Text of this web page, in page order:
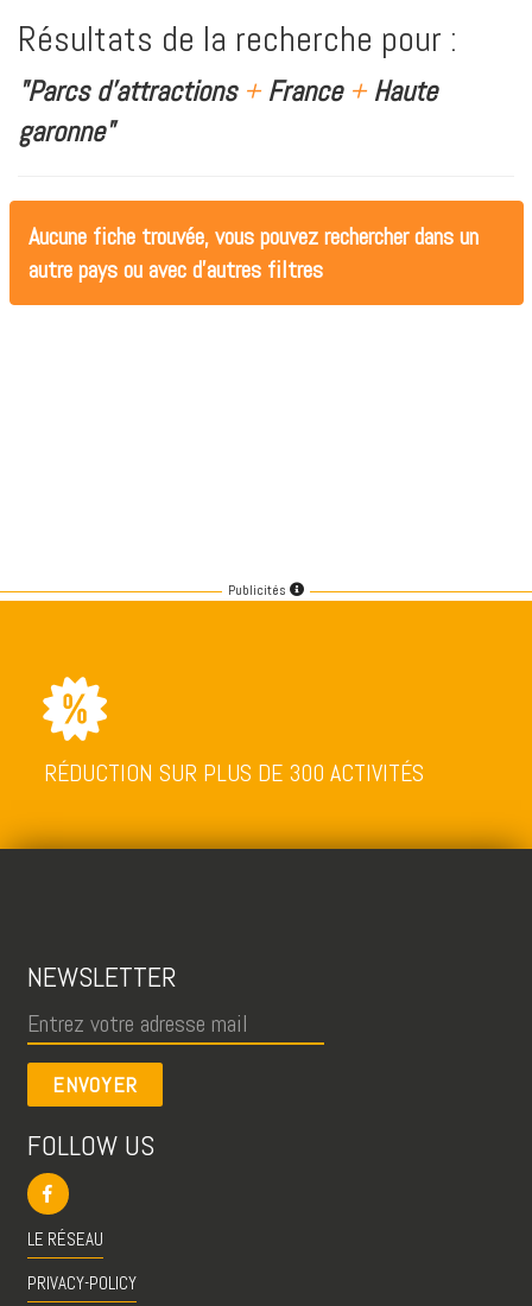
Résultats de la recherche pour :
"Parcs d'attractions +France +Haute
garonne"
Aucune fiche trouvée, vous pouvez rechercher dans un
autre pays ou avec d'autres filtres
Publicités
RÉDUCTION SUR PLUS DE 300 ACTIVITÉS
NEWSLETTER
ENVOYER
FOLLOW US
LE RÉSEAU
PRIVACY-POLICY